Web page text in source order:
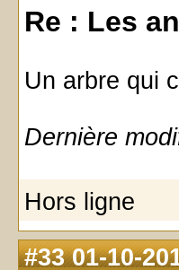
Re : Les
Un arbre qui
Dernière
Hors ligne
#33 01-10-